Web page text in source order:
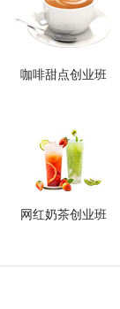
蛋糕西点全能班
火爆的专业
咖啡甜点创业班
咖啡甜点创业班
火爆的专业
网红奶茶创业班